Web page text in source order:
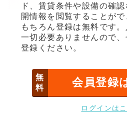
ド、賃貸条件や設備の確
開情報を閲覧することがで
もちろん登録は無料です
一切必要ありませんので
登録ください。
無
料
会員登録
ログインは